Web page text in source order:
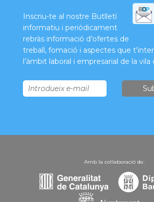
Inscriu-te al nostre Butlletí
informatiu i periòdicament
rebràs informació d’ofertes de
treball, fomació i aspectes que
l’àmbit laboral i empresarial de la vila
Amb la col·laboració de: